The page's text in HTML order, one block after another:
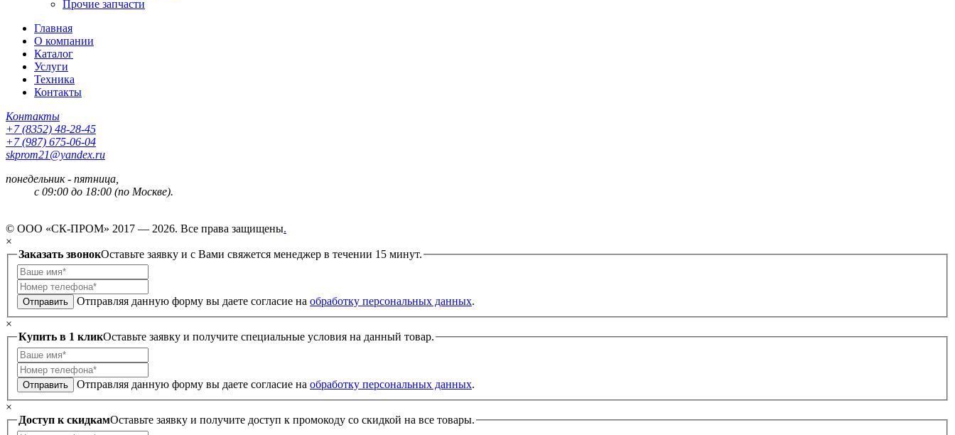
Прочие запчасти
Главная
О компании
Каталог
Услуги
Техника
Контакты
Контакты
+7 (8352) 48-28-45
+7 (987) 675-06-04
skprom21@yandex.ru
понедельник - пятница,
с 09:00 до 18:00 (по Москве).
© ООО «СК-ПРОМ» 2017 — 2026. Все права защищены.
×
Заказать звонокОставьте заявку и с Вами свяжется менеджер в течении 15 минут.
Отправить Отправляя данную форму вы даете согласие на обработку персональных данных.
×
Купить в 1 кликОставьте заявку и получите специальные условия на данный товар.
Отправить Отправляя данную форму вы даете согласие на обработку персональных данных.
×
Доступ к скидкамОставьте заявку и получите доступ к промокоду со скидкой на все товары.